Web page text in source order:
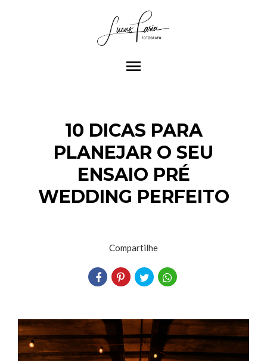
menu
10 DICAS PARA
PLANEJAR O SEU
ENSAIO PRÉ
WEDDING PERFEITO
Compartilhe